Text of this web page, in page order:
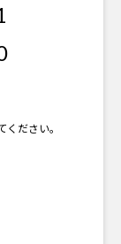
ださい。